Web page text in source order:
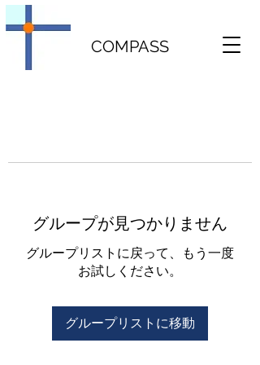
COMPASS
グループが見つかりません
グループリストに戻って、もう一度
お試しください。
グループリストに移動